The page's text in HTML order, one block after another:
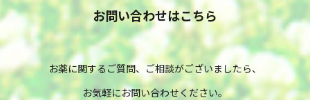
お問い合わせはこちら
お薬に関するご質問、ご相談がございましたら、
お気軽にお問い合わせください。